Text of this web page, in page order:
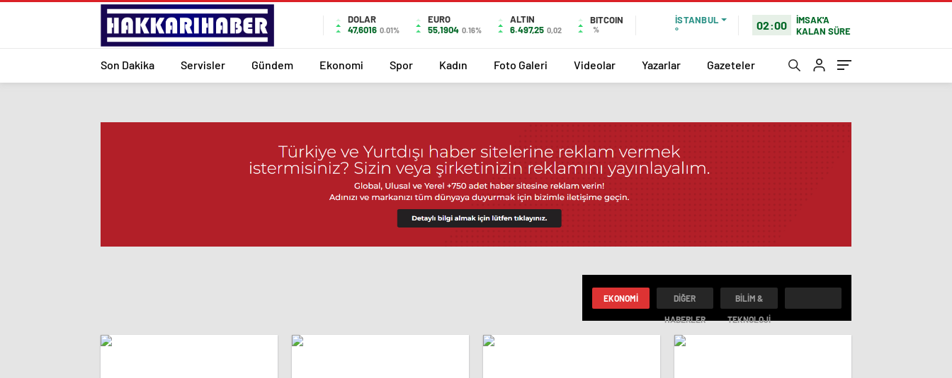
DOLAR
47,6016 0.01%
EURO
55,1904 0.16%
ALTIN
6.497,25 0,02
BITCOIN
%
İSTANBUL
°
02:00
İMSAK'A
KALAN SÜRE
Son Dakika Servisler Gündem Ekonomi Spor Kadın Foto Galeri Videolar Yazarlar Gazeteler
EKONOMI DIĞER
HABERLER
BILIM &
TEKNOLOJI